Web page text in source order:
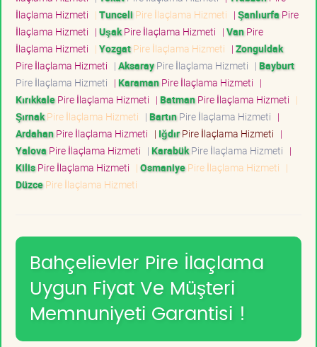
İlaçlama Hizmeti | Tunceli Pire İlaçlama Hizmeti | Şanlıurfa Pire
İlaçlama Hizmeti | UşakPire İlaçlama Hizmeti | VanPire
İlaçlama Hizmeti | YozgatPire İlaçlama Hizmeti | Zonguldak
Pire İlaçlama Hizmeti | AksarayPire İlaçlama Hizmeti | Bayburt
Pire İlaçlama Hizmeti | KaramanPire İlaçlama Hizmeti |
KırıkkalePire İlaçlama Hizmeti | BatmanPire İlaçlama Hizmeti |
ŞırnakPire İlaçlama Hizmeti | BartınPire İlaçlama Hizmeti |
ArdahanPire İlaçlama Hizmeti | IğdırPire İlaçlama Hizmeti |
Yalova Pire İlaçlama Hizmeti | KarabükPire İlaçlama Hizmeti |
KilisPire İlaçlama Hizmeti | OsmaniyePire İlaçlama Hizmeti |
DüzcePire İlaçlama Hizmeti
Bahçelievler Pire İlaçlama
Uygun Fiyat Ve Müşteri
Memnuniyeti Garantisi !